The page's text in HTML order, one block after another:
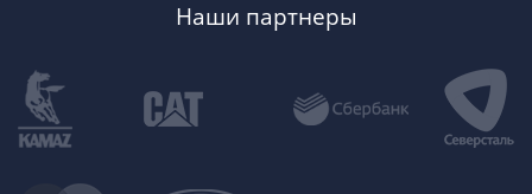
Наши партнеры